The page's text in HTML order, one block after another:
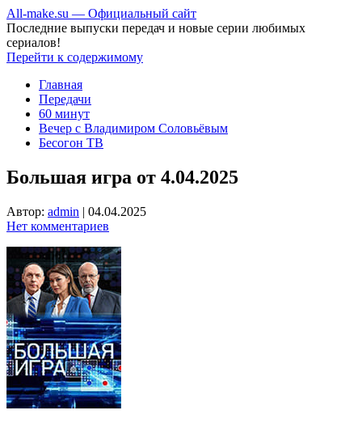
All-make.su — Официальный сайт
Последние выпуски передач и новые серии любимых
сериалов!
Перейти к содержимому
Главная
Передачи
60 минут
Вечер с Владимиром Соловьёвым
Бесогон ТВ
Большая игра от 4.04.2025
Автор: admin | 04.04.2025
Нет комментариев